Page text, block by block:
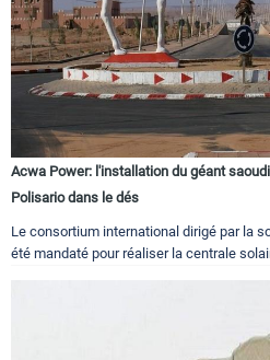
Acwa Power: l'installation du géant
Polisario dans le dés
Le consortium international dirigé par la
été mandaté pour réaliser la centrale